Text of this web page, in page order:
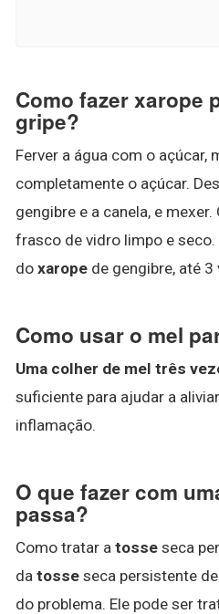
Como fazer xarope
gripe?
Ferver a água com o açúcar,
completamente o açúcar.
gengibre e a canela, e mexer.
frasco de vidro limpo e
do xarope de gengibre, até 3
Como usar o mel
Uma colher de mel três
suficiente para ajudar a
inflamação.
O que fazer com
passa?
Como tratar a tosse seca
da tosse seca persistente
do problema. Ele pode ser